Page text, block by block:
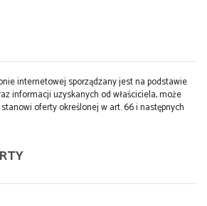
internetowej sporządzany jest na podstawie
informacji uzyskanych od właściciela, może
oferty określonej w art. 66 i następnych